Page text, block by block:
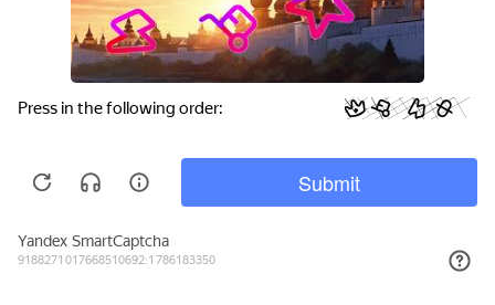
защищены
Исключительное право на технологическую платформу
«1С:Предприятие 8» и типовые конфигурации программных
этом сайте, принадлежит ООО «1С-Софт» - 100% дочерней
компании АО «Группа 1С»